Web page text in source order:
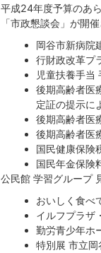
平成24年度予算のあ
「市政懇談会」が開
岡谷市新病院
行財政改革プ
児童扶養手当
後期高齢者医
定証の提示に
後期高齢者医
後期高齢者医
国民健康保険
国民年金保険
公民館 学習グループ
おいしく食べ
イルフプラザ
勤労青少年ホ
特別展 市立